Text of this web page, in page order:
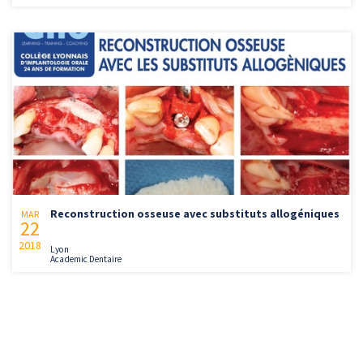
MAR
22
2018
Reconstruction osseuse avec substituts allogéniques
Lyon
Academic Dentaire